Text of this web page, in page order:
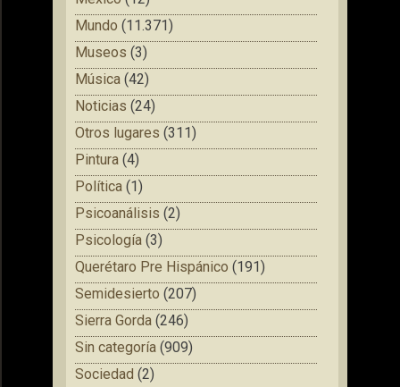
Mundo (11.371)
Museos (3)
Música (42)
Noticias (24)
Otros lugares (311)
Pintura (4)
Política (1)
Psicoanálisis (2)
Psicología (3)
Querétaro Pre Hispánico (191)
Semidesierto (207)
Sierra Gorda (246)
Sin categoría (909)
Sociedad (2)